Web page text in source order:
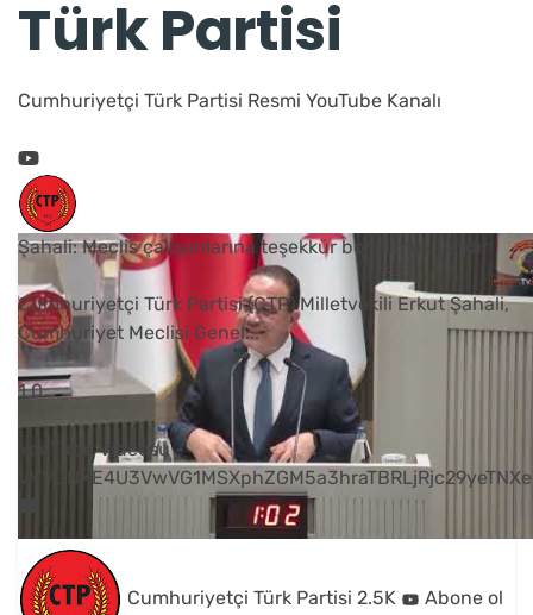
Türk Partisi
Cumhuriyetçi Türk Partisi Resmi YouTube Kanalı
Şahali: Meclis çalışanlarına teşekkür borcumuz vardır
Cumhuriyetçi Türk Partisi (CTP) Milletvekili Erkut Şahali,
Cumhuriyet Meclisi Genel...
1 0
YouTube Videosu
Cumhuriyetçi Türk Partisi 2.5K Abone ol